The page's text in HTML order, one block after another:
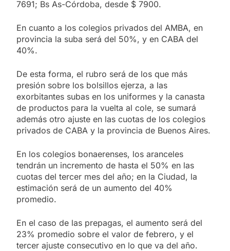
7691; Bs As-Córdoba, desde $ 7900.
En cuanto a los colegios privados del AMBA, en
provincia la suba será del 50%, y en CABA del
40%.
De esta forma, el rubro será de los que más
presión sobre los bolsillos ejerza, a las
exorbitantes subas en los uniformes y la canasta
de productos para la vuelta al cole, se sumará
además otro ajuste en las cuotas de los colegios
privados de CABA y la provincia de Buenos Aires.
En los colegios bonaerenses, los aranceles
tendrán un incremento de hasta el 50% en las
cuotas del tercer mes del año; en la Ciudad, la
estimación será de un aumento del 40%
promedio.
En el caso de las prepagas, el aumento será del
23% promedio sobre el valor de febrero, y el
tercer ajuste consecutivo en lo que va del año.